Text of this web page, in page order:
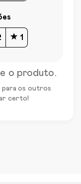
1
o produto.
para os outros
certo!